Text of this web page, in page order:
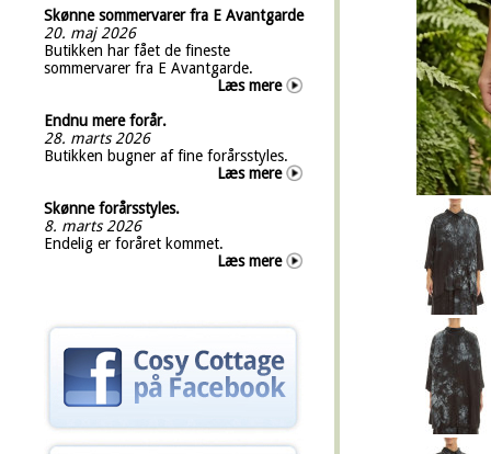
Skønne sommervarer fra E Avantgarde
20. maj 2026
Butikken har fået de fineste
sommervarer fra E Avantgarde.
Læs mere
Endnu mere forår.
28. marts 2026
Butikken bugner af fine forårsstyles.
Læs mere
Skønne forårsstyles.
8. marts 2026
Endelig er foråret kommet.
Læs mere